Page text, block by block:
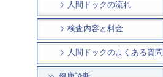
人間ドックの流れ
検査内容と料金
人間ドックのよくある質問